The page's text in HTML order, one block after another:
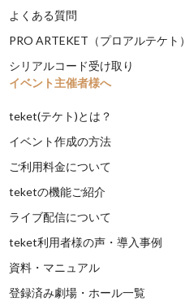
よくある質問
PRO ARTEKET（プロアルテケト）
シリアルコード受け取り
イベント主催者様へ
teket(テケト)とは？
イベント作成の方法
ご利用料金について
teketの機能ご紹介
ライブ配信について
teket利用者様の声・導入事例
資料・マニュアル
登録済み劇場・ホール一覧